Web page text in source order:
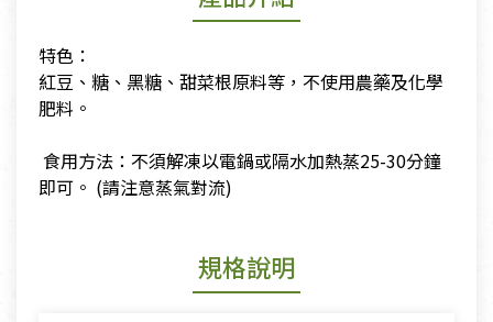
特色：
​紅豆、糖、黑糖、甜菜根原料等，不使用農藥及化學
肥料。
​ 食用方法：不須解凍以電鍋或隔水加熱蒸25-30分鐘
即可。 (請注意蒸氣對流)
規格說明